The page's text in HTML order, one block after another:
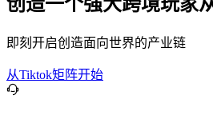
即刻开启创造面向世界的产业链
从Tiktok矩阵开始